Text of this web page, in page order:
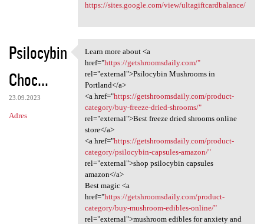
https://sites.google.com/view/ultagiftcardbalance/
Psilocybin
Choc...
23.09.2023
Adres
Learn more about <a href=
Learn more about <a
href="https://getshroomsdaily.com/"
rel="external">Psilocybin Mushrooms in
Portland</a>
<a href="https://getshroomsdaily.com/product-
category/buy-freeze-dried-shrooms/"
rel="external">Best freeze dried shrooms online
store</a>
<a href="https://getshroomsdaily.com/product-
category/psilocybin-capsules-amazon/"
rel="external">shop psilocybin capsules
amazon</a>
Best magic <a
href="https://getshroomsdaily.com/product-
category/buy-mushroom-edibles-online/"
rel="external">mushroom edibles for anxiety and